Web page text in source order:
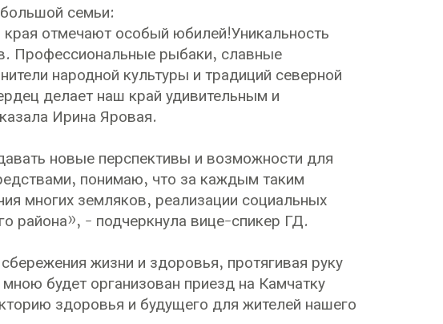
семьи:
отмечают особый юбилей!Уникальность
Профессиональные рыбаки, славные
народной культуры и традиций северной
делает наш край удивительным и
Ирина Яровая.
новые перспективы и возможности для
понимаю, что за каждым таким
многих земляков, реализации социальных
района», - подчеркнула вице-спикер ГД.
жизни и здоровья, протягивая руку
будет организован приезд на Камчатку
здоровья и будущего для жителей нашего